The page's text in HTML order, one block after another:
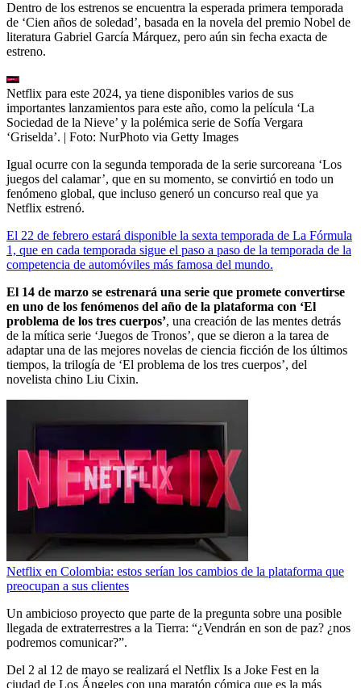
Dentro de los estrenos se encuentra la esperada primera temporada
de ‘Cien años de soledad’, basada en la novela del premio Nobel de
literatura Gabriel García Márquez, pero aún sin fecha exacta de
estreno.
Netflix para este 2024, ya tiene disponibles varios de sus
importantes lanzamientos para este año, como la película ‘La
Sociedad de la Nieve’ y la polémica serie de Sofía Vergara
‘Griselda’. | Foto: NurPhoto via Getty Images
Igual ocurre con la segunda temporada de la serie surcoreana ‘Los
juegos del calamar’, que en su momento, se convirtió en todo un
fenómeno global, que incluso generó un concurso real que ya
Netflix estrenó.
El 22 de febrero estará disponible la sexta temporada de La Fórmula
1, que en cada temporada sigue el paso a paso de la temporada de la
competencia de automóviles más famosa del mundo.
El 14 de marzo se estrenará una serie que promete convertirse
en uno de los fenómenos del año de la plataforma con ‘El
problema de los tres cuerpos’, una creación de las mentes detrás
de la mítica serie ‘Juegos de Tronos’, que se dieron a la tarea de
adaptar una de las mejores novelas de ciencia ficción de los últimos
tiempos, la trilogía de ‘El problema de los tres cuerpos’, del
novelista chino Liu Cixin.
Netflix en Colombia: estos serían los cambios de la plataforma que
preocupan a sus clientes
Un ambicioso proyecto que parte de la pregunta sobre una posible
llegada de extraterrestres a la Tierra: “¿Vendrán en son de paz? ¿nos
podremos comunicar?”.
Del 2 al 12 de mayo se realizará el Netflix Is a Joke Fest en la
ciudad de Los Ángeles con una maratón cómica que es la más